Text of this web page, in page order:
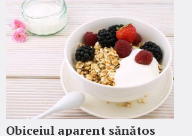
Obiceiul aparent sănătos